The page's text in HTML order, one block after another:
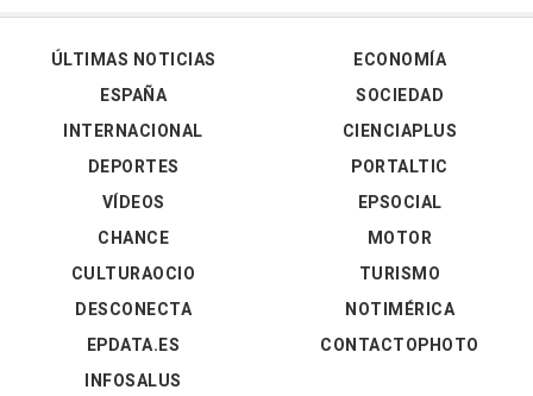
ÚLTIMAS NOTICIAS
ESPAÑA
INTERNACIONAL
DEPORTES
VÍDEOS
ECONOMÍA
SOCIEDAD
CIENCIAPLUS
PORTALTIC
EPSOCIAL
CHANCE
CULTURAOCIO
DESCONECTA
EPDATA.ES
INFOSALUS
MOTOR
TURISMO
NOTIMÉRICA
CONTACTOPHOTO